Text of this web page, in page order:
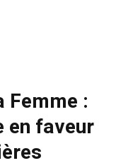
Femme :
en faveur